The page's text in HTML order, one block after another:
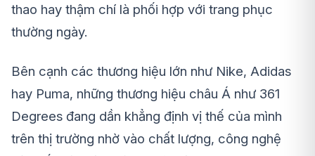
thao hay thậm chí là phối hợp với trang phục
thường ngày.
Bên cạnh các thương hiệu lớn như Nike, Adidas
hay Puma, những thương hiệu châu Á như 361
Degrees đang dần khẳng định vị thế của mình
trên thị trường nhờ vào chất lượng, công nghệ